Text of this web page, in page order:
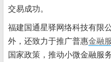
交易成功。
福建国通星驿网络科技有限
外，还致力于推广普惠金融
国家政策，推动小微金融服